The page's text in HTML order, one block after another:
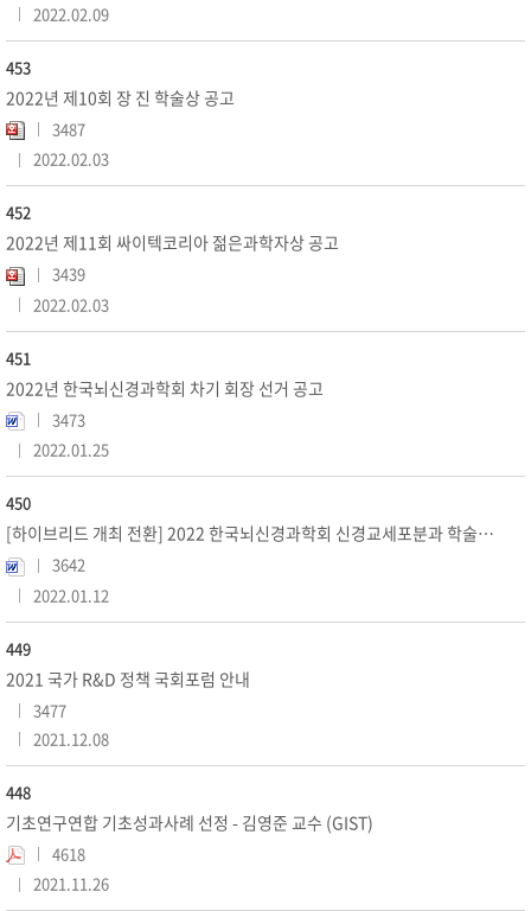
2022.02.09
453
2022년 제10회 장 진 학술상 공고
3487
2022.02.03
452
2022년 제11회 싸이텍코리아 젊은과학자상 공고
3439
2022.02.03
451
2022년 한국뇌신경과학회 차기 회장 선거 공고
3473
2022.01.25
450
[하이브리드 개최 전환] 2022 한국뇌신경과학회 신경교세포분과 학술대회 개최 안내
3642
2022.01.12
449
2021 국가 R&D 정책 국회포럼 안내
3477
2021.12.08
448
기초연구연합 기초성과사례 선정 - 김영준 교수 (GIST)
4618
2021.11.26